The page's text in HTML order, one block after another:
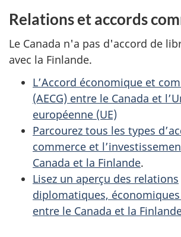
Relations et accords
Le Canada n'a pas d'accord de
avec la Finlande.
L’Accord économique et
(AECG) entre le Canada et
européenne (UE)
Parcourez tous les types
commerce et
Canada et la Finlande.
Lisez un aperçu des relations
diplomatiques,
entre le Canada et la